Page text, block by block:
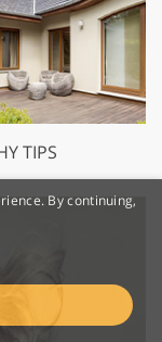
TIPS
By continuing,